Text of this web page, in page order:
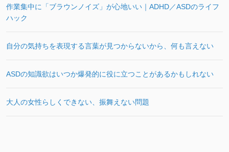
作業集中に「ブラウンノイズ」が心地いい｜ADHD／ASDのライフ
ハック
自分の気持ちを表現する言葉が見つからないから、何も言えない
ASDの知識欲はいつか爆発的に役に立つことがあるかもしれない
大人の女性らしくできない、振舞えない問題